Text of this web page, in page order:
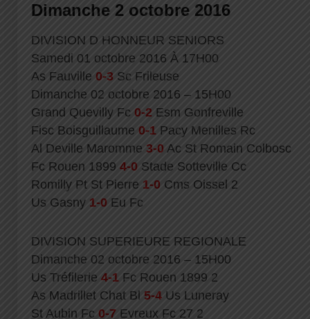
Dimanche 2 octobre 2016
DIVISION D HONNEUR SENIORS
Samedi 01 octobre 2016 À 17H00
As Fauville 0-3 Sc Frileuse
Dimanche 02 octobre 2016 – 15H00
Grand Quevilly Fc 0-2 Esm Gonfreville
Fisc Boisguillaume 0-1 Pacy Menilles Rc
Al Deville Maromme 3-0 Ac St Romain Colbosc
Fc Rouen 1899 4-0 Stade Sotteville Cc
Romilly Pt St Pierre 1-0 Cms Oissel 2
Us Gasny 1-0 Eu Fc
DIVISION SUPERIEURE REGIONALE
Dimanche 02 octobre 2016 – 15H00
Us Tréfilerie 4-1 Fc Rouen 1899 2
As Madrillet Chat Bl 5-4 Us Luneray
St Aubin Fc 0-7 Evreux Fc 27 2